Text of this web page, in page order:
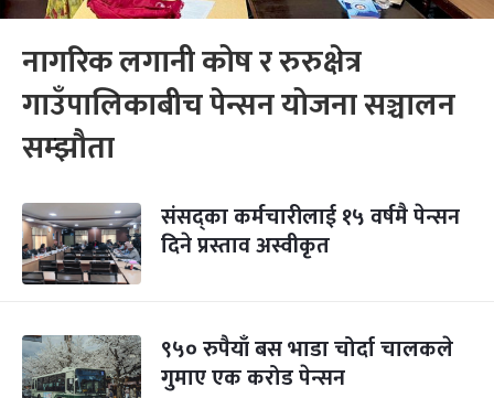
नागरिक लगानी कोष र रुरुक्षेत्र
गाउँपालिकाबीच पेन्सन योजना सञ्चालन
सम्झौता
संसद्का कर्मचारीलाई १५ वर्षमै पेन्सन
दिने प्रस्ताव अस्वीकृत
९५० रुपैयाँ बस भाडा चोर्दा चालकले
गुमाए एक करोड पेन्सन